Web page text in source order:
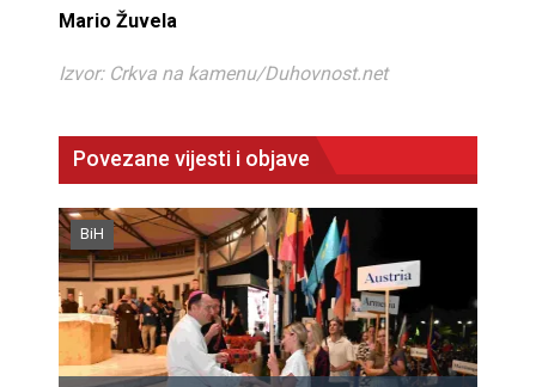
Mario Žuvela
Izvor: Crkva na kamenu/Duhovnost.net
Povezane vijesti i objave
BiH